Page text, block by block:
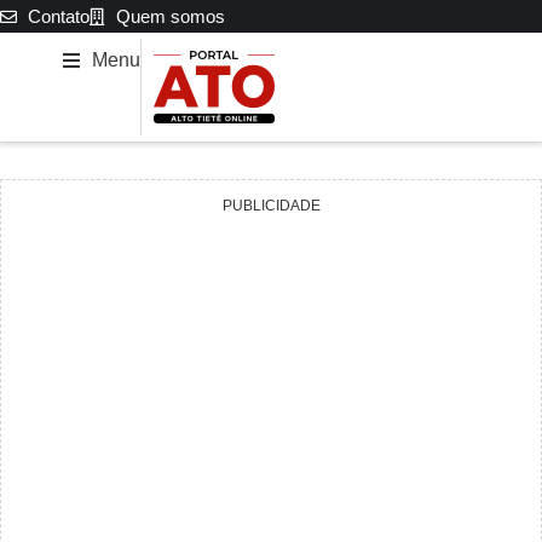
Contato Quem somos
Menu
PUBLICIDADE